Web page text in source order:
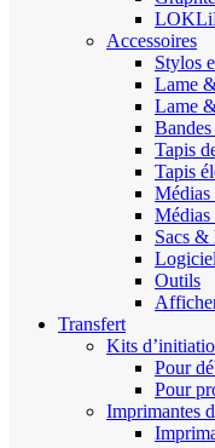
Accessoires
Stylos
Lame
Lame
Tapis
Tapis
Médias
Sacs &
Outils
Transfert
Kits
Pour
Pour
Imprimantes